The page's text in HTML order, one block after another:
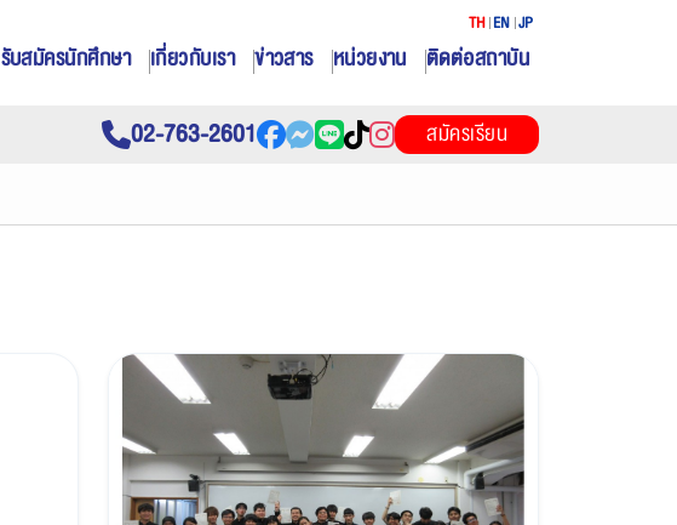
รับสมัครนักศึกษา เกี่ยวกับเรา ข่าวสาร หน่วยงาน ติดต่อสถาบัน
TH EN JP
02-763-2601 สมัครเรียน